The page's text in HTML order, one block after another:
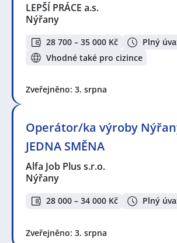
LEPŠÍ PRÁCE a.s.
Nýřany
28 700 – 35 000 Kč
Plný
Vhodné také pro cizince
Zveřejněno: 3. srpna
Operátor/ka výroby
JEDNA SMĚNA
Alfa Job Plus s.r.o.
Nýřany
28 000 – 34 000 Kč Plný
Zveřejněno: 3. srpna